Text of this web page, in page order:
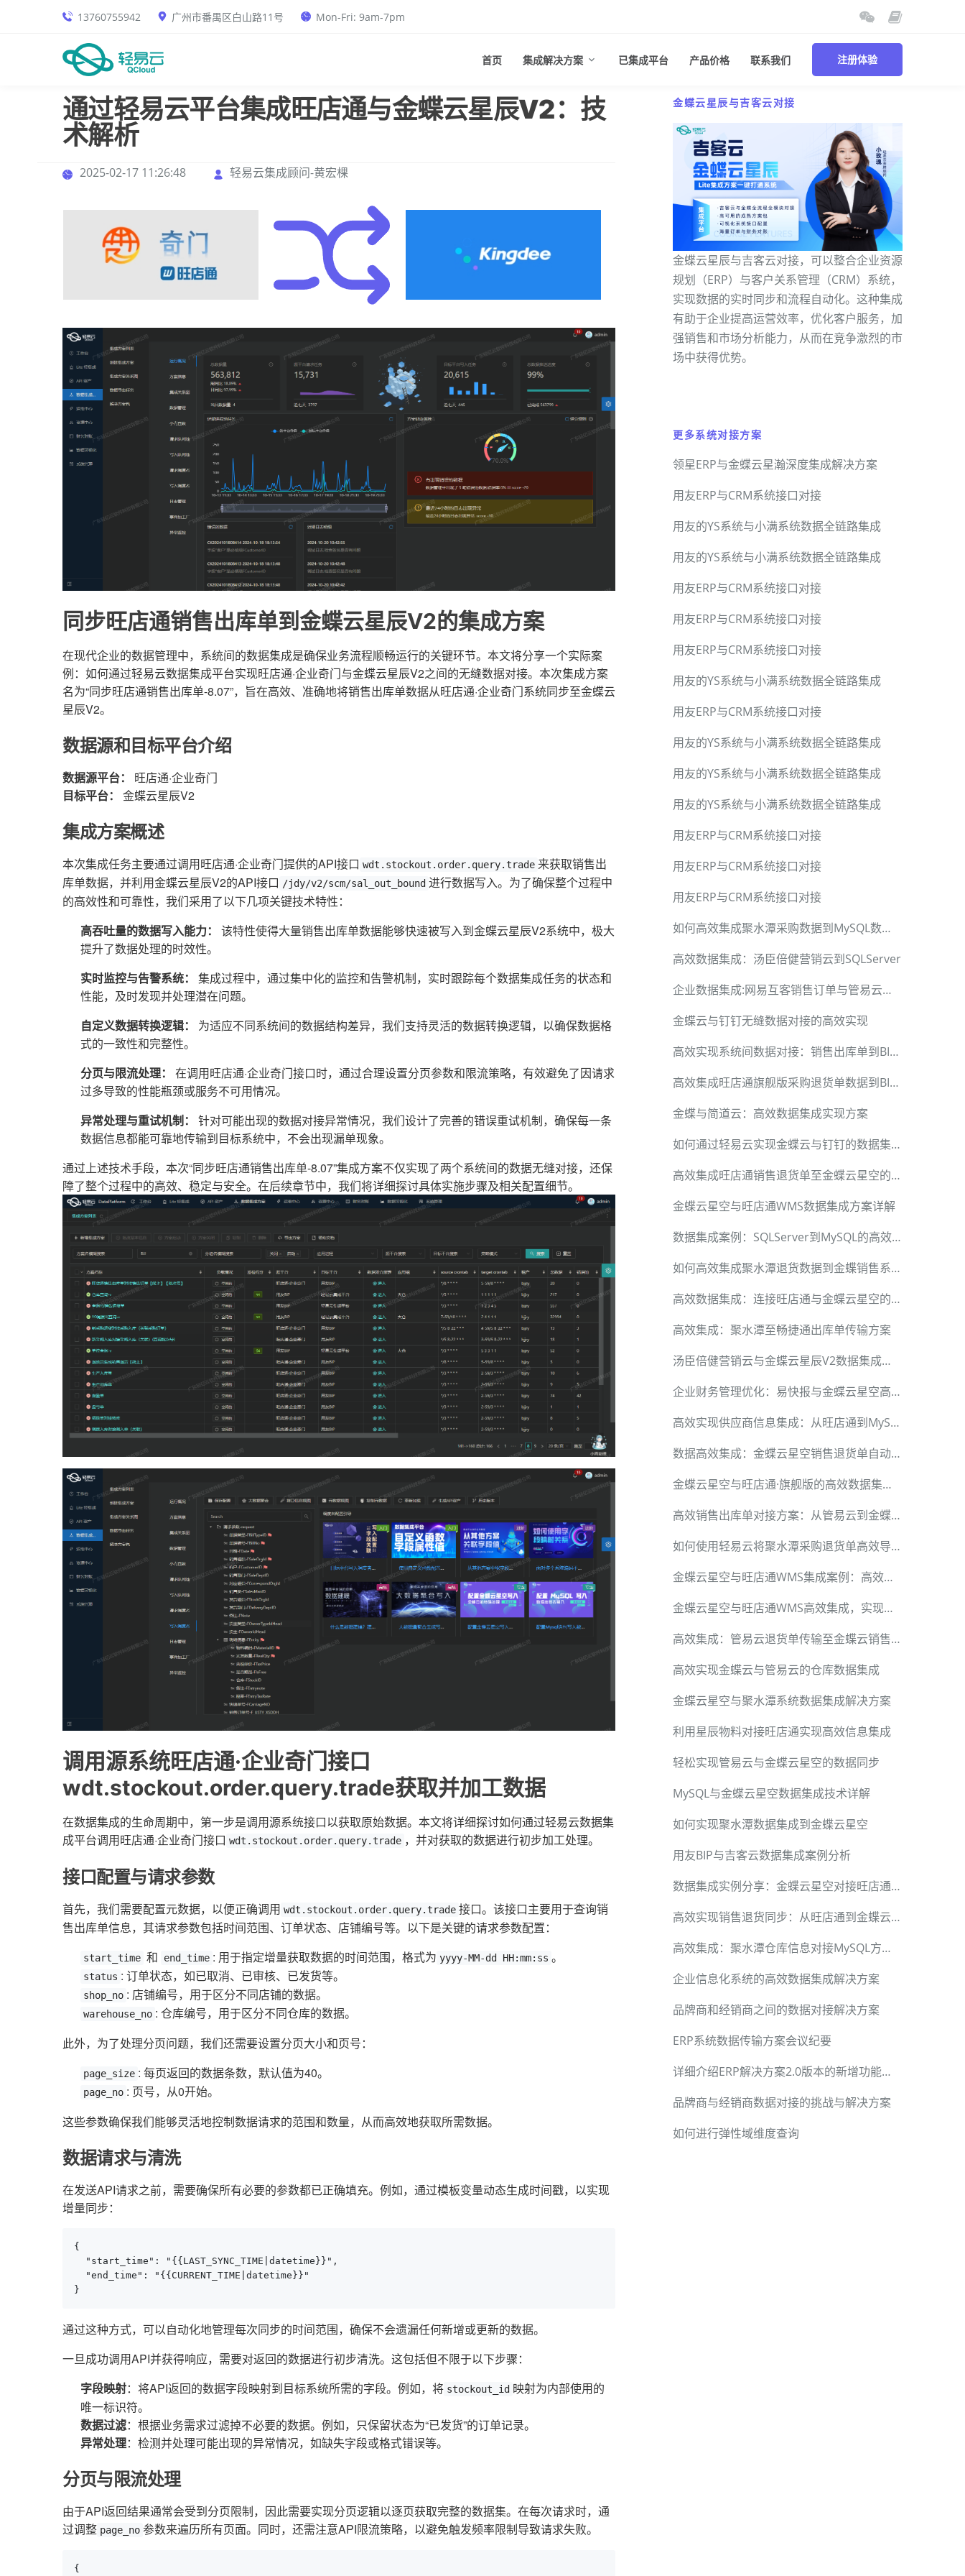
13760755942 广州市番禺区白山路11号 Mon-Fri: 9am-7pm
首页 集成解决方案 已集成平台 产品价格 联系我们 注册体验
通过轻易云平台集成旺店通与金蝶云星辰V2：技
术解析
2025-02-17 11:26:48 轻易云集成顾问-黄宏棵
同步旺店通销售出库单到金蝶云星辰V2的集成方案
在现代企业的数据管理中，系统间的数据集成是确保业务流程顺畅运行的关键环节。本文将分享一个实际案
例：如何通过轻易云数据集成平台实现旺店通·企业奇门与金蝶云星辰V2之间的无缝数据对接。本次集成方案
名为“同步旺店通销售出库单-8.07”，旨在高效、准确地将销售出库单数据从旺店通·企业奇门系统同步至金蝶云
星辰V2。
数据源和目标平台介绍
数据源平台：
旺店通·企业奇门
目标平台：
金蝶云星辰V2
集成方案概述
本次集成任务主要通过调用旺店通·企业奇门提供的API接口 wdt.stockout.order.query.trade 来获取销售出
库单数据，并利用金蝶云星辰V2的API接口 /jdy/v2/scm/sal_out_bound 进行数据写入。为了确保整个过程中
的高效性和可靠性，我们采用了以下几项关键技术特性：
高吞吐量的数据写入能力：
该特性使得大量销售出库单数据能够快速被写入到金蝶云星辰V2系统中，极大
提升了数据处理的时效性。
实时监控与告警系统：
集成过程中，通过集中化的监控和告警机制，实时跟踪每个数据集成任务的状态和
性能，及时发现并处理潜在问题。
自定义数据转换逻辑：
为适应不同系统间的数据结构差异，我们支持灵活的数据转换逻辑，以确保数据格
式的一致性和完整性。
分页与限流处理：
在调用旺店通·企业奇门接口时，通过合理设置分页参数和限流策略，有效避免了因请求
过多导致的性能瓶颈或服务不可用情况。
异常处理与重试机制：
针对可能出现的数据对接异常情况，我们设计了完善的错误重试机制，确保每一条
数据信息都能可靠地传输到目标系统中，不会出现漏单现象。
通过上述技术手段，本次“同步旺店通销售出库单-8.07”集成方案不仅实现了两个系统间的数据无缝对接，还保
障了整个过程中的高效、稳定与安全。在后续章节中，我们将详细探讨具体实施步骤及相关配置细节。
调用源系统旺店通·企业奇门接口
wdt.stockout.order.query.trade获取并加工数据
在数据集成的生命周期中，第一步是调用源系统接口以获取原始数据。本文将详细探讨如何通过轻易云数据集
成平台调用旺店通·企业奇门接口 wdt.stockout.order.query.trade ，并对获取的数据进行初步加工处理。
接口配置与请求参数
首先，我们需要配置元数据，以便正确调用 wdt.stockout.order.query.trade 接口。该接口主要用于查询销
售出库单信息，其请求参数包括时间范围、订单状态、店铺编号等。以下是关键的请求参数配置：
start_time 和 end_time : 用于指定增量获取数据的时间范围，格式为 yyyy-MM-dd HH:mm:ss 。
status : 订单状态，如已取消、已审核、已发货等。
shop_no : 店铺编号，用于区分不同店铺的数据。
warehouse_no : 仓库编号，用于区分不同仓库的数据。
此外，为了处理分页问题，我们还需要设置分页大小和页号：
page_size : 每页返回的数据条数，默认值为40。
page_no : 页号，从0开始。
这些参数确保我们能够灵活地控制数据请求的范围和数量，从而高效地获取所需数据。
数据请求与清洗
在发送API请求之前，需要确保所有必要的参数都已正确填充。例如，通过模板变量动态生成时间戳，以实现
增量同步：
{
  "start_time": "{{LAST_SYNC_TIME|datetime}}",
  "end_time": "{{CURRENT_TIME|datetime}}"
}
通过这种方式，可以自动化地管理每次同步的时间范围，确保不会遗漏任何新增或更新的数据。
一旦成功调用API并获得响应，需要对返回的数据进行初步清洗。这包括但不限于以下步骤：
字段映射：将API返回的数据字段映射到目标系统所需的字段。例如，将 stockout_id 映射为内部使用的
唯一标识符。
数据过滤：根据业务需求过滤掉不必要的数据。例如，只保留状态为“已发货”的订单记录。
异常处理：检测并处理可能出现的异常情况，如缺失字段或格式错误等。
分页与限流处理
由于API返回结果通常会受到分页限制，因此需要实现分页逻辑以逐页获取完整的数据集。在每次请求时，通
过调整 page_no 参数来遍历所有页面。同时，还需注意API限流策略，以避免触发频率限制导致请求失败。
{
金蝶云星辰与吉客云对接
金蝶云星辰与吉客云对接，可以整合企业资源
规划（ERP）与客户关系管理（CRM）系统，
实现数据的实时同步和流程自动化。这种集成
有助于企业提高运营效率，优化客户服务，加
强销售和市场分析能力，从而在竞争激烈的市
场中获得优势。
更多系统对接方案
领星ERP与金蝶云星瀚深度集成解决方案
用友ERP与CRM系统接口对接
用友的YS系统与小满系统数据全链路集成
用友的YS系统与小满系统数据全链路集成
用友ERP与CRM系统接口对接
用友ERP与CRM系统接口对接
用友ERP与CRM系统接口对接
用友的YS系统与小满系统数据全链路集成
用友ERP与CRM系统接口对接
用友的YS系统与小满系统数据全链路集成
用友的YS系统与小满系统数据全链路集成
用友的YS系统与小满系统数据全链路集成
用友ERP与CRM系统接口对接
用友ERP与CRM系统接口对接
用友ERP与CRM系统接口对接
如何高效集成聚水潭采购数据到MySQL数据库
高效数据集成：汤臣倍健营销云到SQLServer
企业数据集成:网易互客销售订单与管易云对接方案
金蝶云与钉钉无缝数据对接的高效实现
高效实现系统间数据对接：销售出库单到BI泰海的方案
高效集成旺店通旗舰版采购退货单数据到BI系统
金蝶与简道云：高效数据集成实现方案
如何通过轻易云实现金蝶云与钉钉的数据集成
高效集成旺店通销售退货单至金蝶云星空的最佳实践
金蝶云星空与旺店通WMS数据集成方案详解
数据集成案例：SQLServer到MySQL的高效实现
如何高效集成聚水潭退货数据到金蝶销售系统
高效数据集成：连接旺店通与金蝶云星空的出库解决方案
高效集成：聚水潭至畅捷通出库单传输方案
汤臣倍健营销云与金蝶云星辰V2数据集成案例：实现高效退货入库
企业财务管理优化：易快报与金蝶云星空高效数据对接案例
高效实现供应商信息集成：从旺店通到MySQL
数据高效集成：金蝶云星空销售退货单自动处理方案
金蝶云星空与旺店通·旗舰版的高效数据集成方案
高效销售出库单对接方案：从管易云到金蝶云星空
如何使用轻易云将聚水潭采购退货单高效导入MySQL
金蝶云星空与旺店通WMS集成案例：高效处理采购收料通知单
金蝶云星空与旺店通WMS高效集成，实现采购订单取消
高效集成：管易云退货单传输至金蝶云销售退货模块
高效实现金蝶云与管易云的仓库数据集成
金蝶云星空与聚水潭系统数据集成解决方案
利用星辰物料对接旺店通实现高效信息集成
轻松实现管易云与金蝶云星空的数据同步
MySQL与金蝶云星空数据集成技术详解
如何实现聚水潭数据集成到金蝶云星空
用友BIP与吉客云数据集成案例分析
数据集成实例分享：金蝶云星空对接旺店通实现库存管理自动化
高效实现销售退货同步：从旺店通到金蝶云星空
高效集成：聚水潭仓库信息对接MySQL方案详解
企业信息化系统的高效数据集成解决方案
品牌商和经销商之间的数据对接解决方案
ERP系统数据传输方案会议纪要
详细介绍ERP解决方案2.0版本的新增功能和优化
品牌商与经销商数据对接的挑战与解决方案
如何进行弹性域维度查询